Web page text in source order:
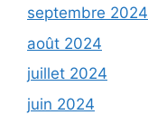
septembre 2024
août 2024
juillet 2024
juin 2024